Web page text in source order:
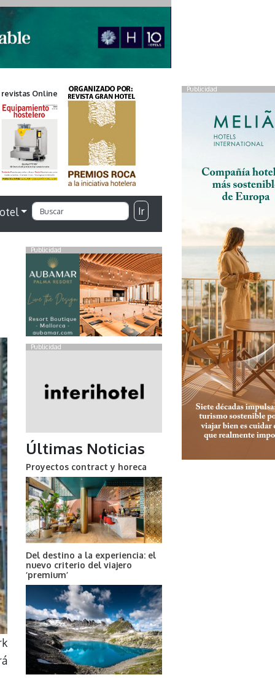
Publicidad
Online
Ir
Publicidad
Publicidad
Últimas Noticias
Proyectos contract y horeca
Del destino a la experiencia: el
nuevo criterio del viajero
‘premium’